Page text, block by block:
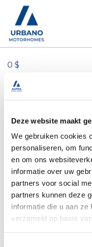
Deze website maakt
We gebruiken cookies
personaliseren, om
en om ons
informatie over uw
partners voor social
partners kunnen deze
informatie die u aan
verzameld op basis
0 $
Tous les produits
1 machine à